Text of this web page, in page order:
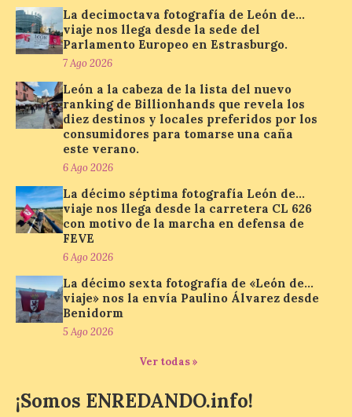
para observar el eclipse
solar del 12 de agosto de 2026 sin
obstáculos. El visor es una herramienta a
la […]
Paradores renueva su
compromiso con La Vuelta
como patrocinador oficial
7 Ago 2026
La cadena hotelera pública
volverá a estar presente
junto al control de firmas
Leaders Lounge, dos espacios exclusivos
para los ciclistas. El recorrido de La
Vuelta discurrirá junto a 17 […]
total del 12 de agosto.
Dónde alojarse y a qué
La decimoctava fotografía de León de…
viaje nos llega desde la sede del
Parlamento Europeo en Estrasburgo.
7 Ago 2026
León a la cabeza de la lista del nuevo
ranking de Billionhands que revela los
diez destinos y locales preferidos por los
consumidores para tomarse una caña
este verano.
6 Ago 2026
La décimo séptima fotografía León de…
viaje nos llega desde la carretera CL 626
con motivo de la marcha en defensa de
FEVE
6 Ago 2026
La décimo sexta fotografía de «León de…
viaje» nos la envía Paulino Álvarez desde
Benidorm
5 Ago 2026
Ver todas »
¡Somos ENREDANDO.info!